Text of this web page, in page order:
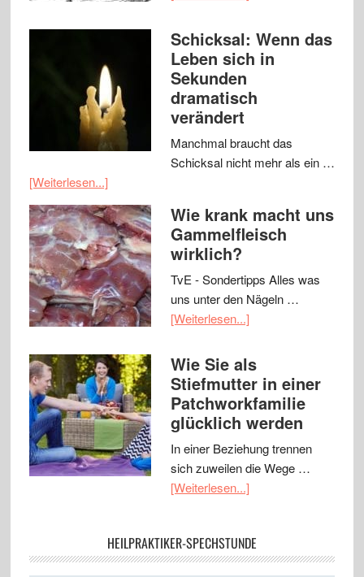
Schicksal: Wenn das
Leben sich in
Sekunden
dramatisch
verändert
Manchmal braucht das
Schicksal nicht mehr als ein …
[Weiterlesen...]
Wie krank macht uns
Gammelfleisch
wirklich?
TvE - Sondertipps Alles was
uns unter den Nägeln …
[Weiterlesen...]
Wie Sie als
Stiefmutter in einer
Patchworkfamilie
glücklich werden
In einer Beziehung trennen
sich zuweilen die Wege …
[Weiterlesen...]
HEILPRAKTIKER-SPECHSTUNDE